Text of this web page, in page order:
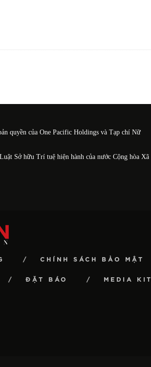
quyền của One Pacific Holdings và Tạp chí Nữ
Sở hữu Trí tuệ hiện hành của nước Cộng hòa Xã
CHÍNH SÁCH BẢO MẬT
ĐẶT BÁO MEDIA KIT